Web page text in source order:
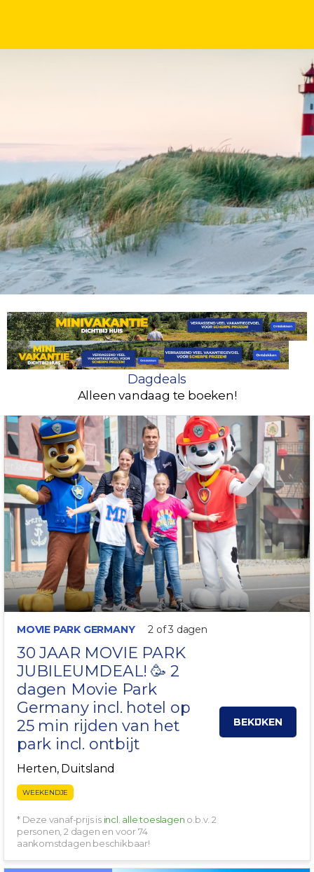
Dagdeals
Alleen vandaag te boeken!
OP 25 MIN VAN HOTEL
MOVIE PARK GERMANY 2 of 3 dagen
30 JAAR MOVIE PARK
JUBILEUMDEAL! 🥳 2
dagen Movie Park
Germany incl. hotel op
25 min rijden van het
park incl. ontbijt
Herten, Duitsland
WEEKENDJE
BEKIJKEN
* Deze vanaf-prijs is incl. alle toeslagen o.b.v. 2
personen, 2 dagen en voor 74
aankomstdagen beschikbaar!